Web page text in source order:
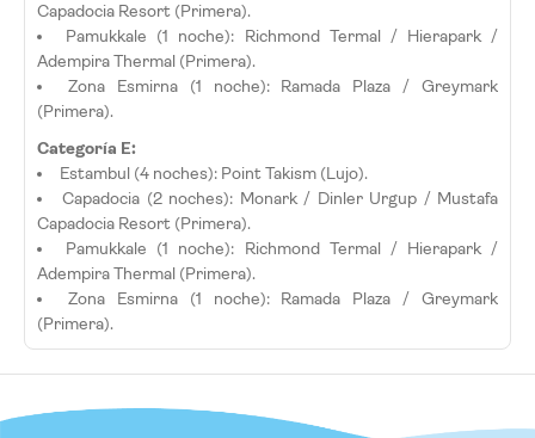
Capadocia Resort (Primera).
Pamukkale (1 noche): Richmond Termal / Hierapark /
Adempira Thermal (Primera).
Zona Esmirna (1 noche): Ramada Plaza / Greymark
(Primera).
Categoría E:
Estambul (4 noches): Point Takism (Lujo).
Capadocia (2 noches): Monark / Dinler Urgup / Mustafa
Capadocia Resort (Primera).
Pamukkale (1 noche): Richmond Termal / Hierapark /
Adempira Thermal (Primera).
Zona Esmirna (1 noche): Ramada Plaza / Greymark
(Primera).